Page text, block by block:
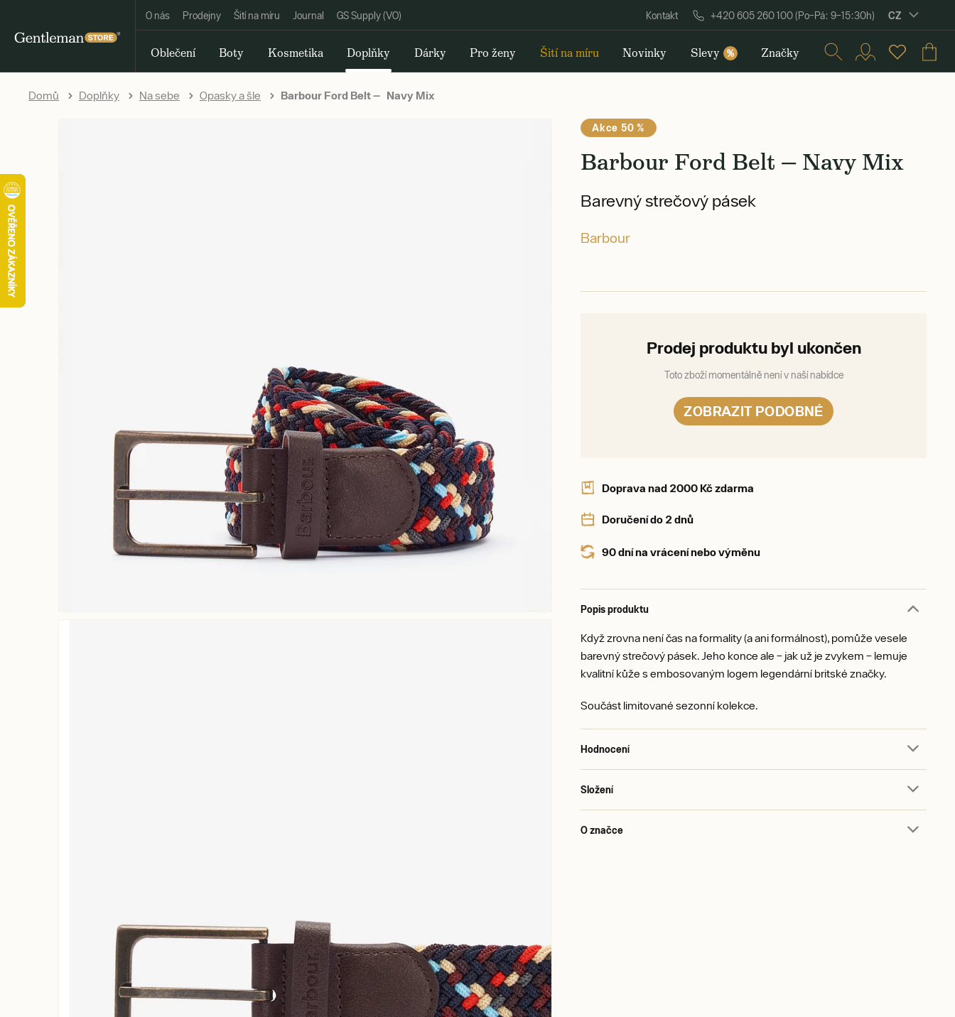
O nás Prodejny Šití na míru Journal GS Supply (VO) Kontakt +420 605 260 100 (Po–Pá: 9–15:30h) CZ
Oblečení Boty Kosmetika Doplňky Dárky Pro ženy Šití na míru Novinky Slevy % Značky
Domů Doplňky Na sebe Opasky a šle Barbour Ford Belt — Navy Mix
Akce 50 %
Barbour Ford Belt — Navy Mix
Barevný strečový pásek
Barbour
Prodej produktu byl ukončen
Toto zboží momentálně není v naší nabídce
ZOBRAZIT PODOBNÉ
Doprava nad 2000 Kč zdarma
Doručení do 2 dnů
90 dní na vrácení nebo výměnu
Popis produktu
Když zrovna není čas na formality (a ani formálnost), pomůže vesele
barevný strečový pásek. Jeho konce ale – jak už je zvykem – lemuje
kvalitní kůže s embosovaným logem legendární britské značky.
Součást limitované sezonní kolekce.
Hodnocení
Složení
O značce